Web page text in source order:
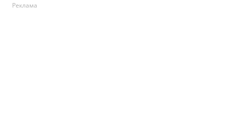
Реклама